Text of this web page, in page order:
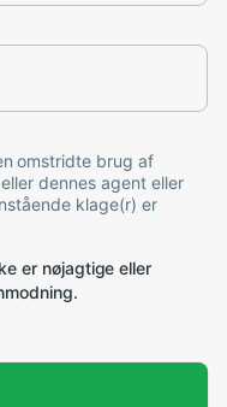
omstridte brug af
dennes agent eller
klage(r) er
er nøjagtige eller